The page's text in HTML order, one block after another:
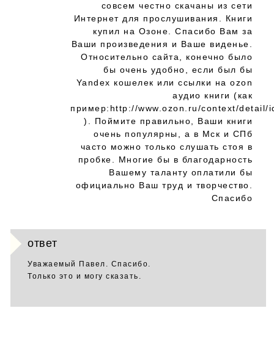
совсем честно скачаны из сети
Интернет для прослушивания. Книги
купил на Озоне. Спасибо Вам за
Ваши произведения и Ваше виденье.
Относительно сайта, конечно было
бы очень удобно, если был бы
Yandex кошелек или ссылки на ozon
аудио книги (как
пример:http://www.ozon.ru/context/detail/
). Поймите правильно, Ваши книги
очень популярны, а в Мск и СПб
часто можно только слушать стоя в
пробке. Многие бы в благодарность
Вашему таланту оплатили бы
официально Ваш труд и творчество.
Спасибо
ответ
Уважаемый Павел. Спасибо.
Только это и могу сказать.